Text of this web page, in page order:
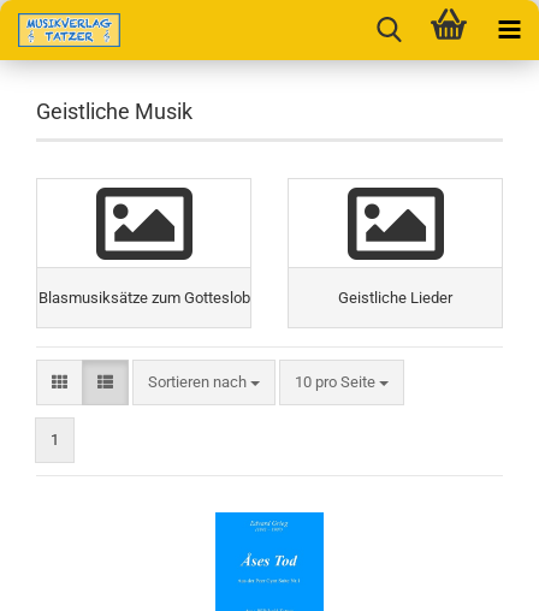
Geistliche Musik
Blasmusiksätze zum Gotteslob Geistliche Lieder
Sortieren nach
Sortieren nach 10 pro Seite
pro Seite
1